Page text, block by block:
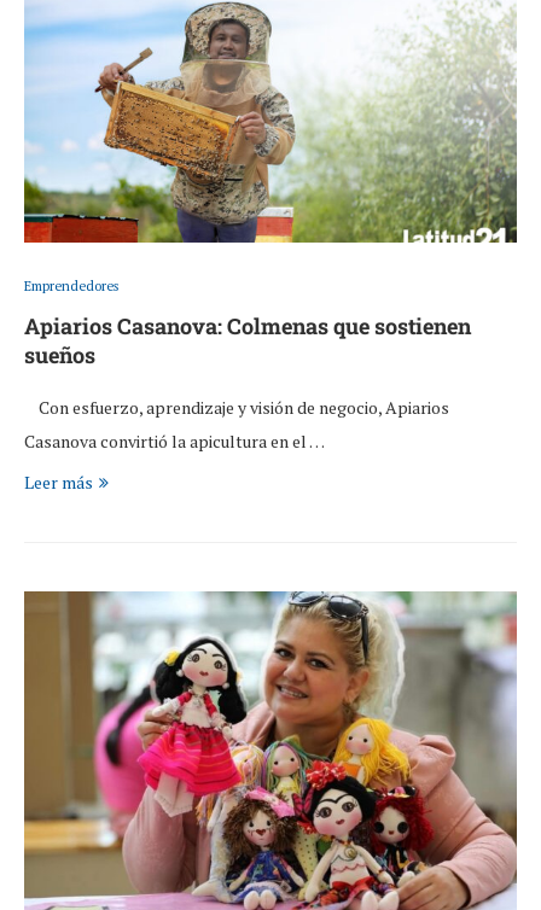
Emprendedores
Apiarios Casanova: Colmenas que sostienen
sueños
Con esfuerzo, aprendizaje y visión de negocio, Apiarios
Casanova convirtió la apicultura en el …
Leer más